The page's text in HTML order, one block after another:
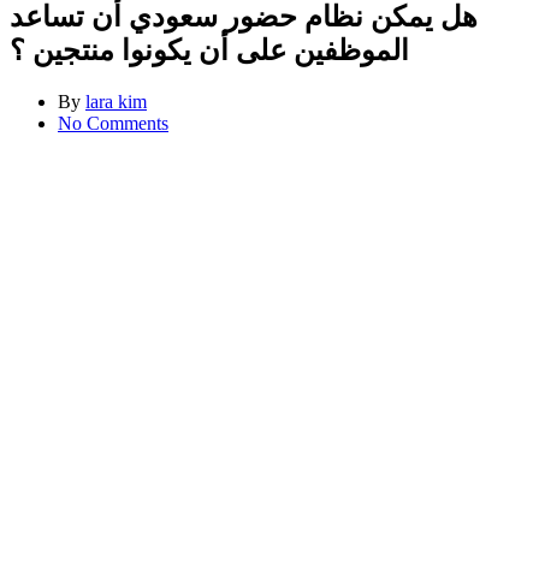
هل يمكن نظام حضور سعودي أن تساعد
الموظفين على أن يكونوا منتجين ؟
By lara kim
No Comments